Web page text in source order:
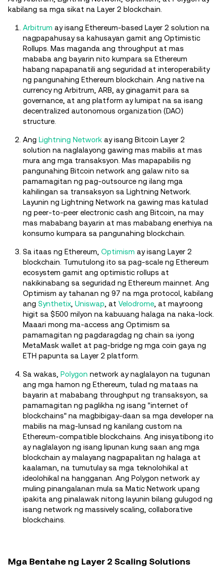
kabilang sa mga sikat na Layer 2 blockchain.
Arbitrum ay isang Ethereum-based Layer 2 solution na
nagpapahusay sa kahusayan gamit ang Optimistic
Rollups. Mas maganda ang throughput at mas
mababa ang bayarin nito kumpara sa Ethereum
habang napapanatili ang seguridad at interoperability
ng pangunahing Ethereum blockchain. Ang native na
currency ng Arbitrum, ARB, ay ginagamit para sa
governance, at ang platform ay lumipat na sa isang
decentralized autonomous organization (DAO)
structure.
Ang Lightning Network ay isang Bitcoin Layer 2
solution na naglalayong gawing mas mabilis at mas
mura ang mga transaksyon. Mas mapapabilis ng
pangunahing Bitcoin network ang galaw nito sa
pamamagitan ng pag-outsource ng ilang mga
kahilingan sa transaksyon sa Lightning Network.
Layunin ng Lightning Network na gawing mas katulad
ng peer-to-peer electronic cash ang Bitcoin, na may
mas mababang bayarin at mas mababang enerhiya na
konsumo kumpara sa pangunahing blockchain.
Sa itaas ng Ethereum, Optimism ay isang Layer 2
blockchain. Tumutulong ito sa pag-scale ng Ethereum
ecosystem gamit ang optimistic rollups at
nakikinabang sa seguridad ng Ethereum mainnet. Ang
Optimism ay tahanan ng 97 na mga protocol, kabilang
ang Synthetix Uniswap , at Velodrome , at mayroong
higit sa $500 milyon na kabuuang halaga na naka-lock.
Maaari mong ma-access ang Optimism sa
pamamagitan ng pagdaragdag ng chain sa iyong
MetaMask wallet at pag-bridge ng mga coin gaya ng
ETH papunta sa Layer 2 platform.
Sa wakas, Polygon network ay naglalayon na tugunan
ang mga hamon ng Ethereum, tulad ng mataas na
bayarin at mababang throughput ng transaksyon, sa
pamamagitan ng paglikha ng isang "internet of
blockchains" na magbibigay-daan sa mga developer na
mabilis na mag-lunsad ng kanilang custom na
Ethereum-compatible blockchains. Ang inisyatibong ito
ay naglalayon ng isang lipunan kung saan ang mga
blockchain ay malayang nagpapalitan ng halaga at
kaalaman, na tumutulay sa mga teknolohikal at
ideolohikal na hangganan. Ang Polygon network ay
muling pinangalanan mula sa Matic Network upang
ipakita ang pinalawak nitong layunin bilang gulugod ng
isang network ng massively scaling, collaborative
blockchains.
Mga Bentahe ng Layer 2 Scaling Solutions